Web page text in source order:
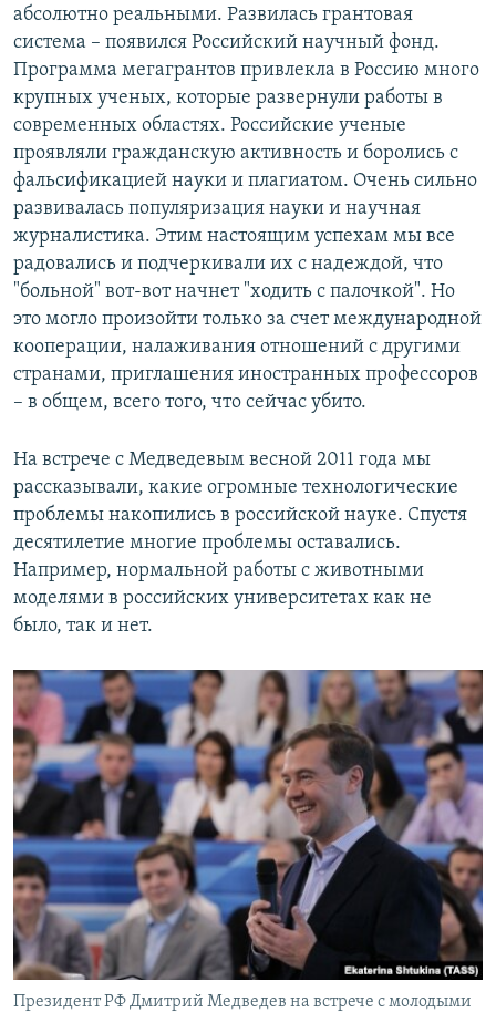
абсолютно реальными. Развилась грантовая
система – появился Российский научный фонд.
Программа мегагрантов привлекла в Россию много
крупных ученых, которые развернули работы в
современных областях. Российские ученые
проявляли гражданскую активность и боролись с
фальсификацией науки и плагиатом. Очень сильно
развивалась популяризация науки и научная
журналистика. Этим настоящим успехам мы все
радовались и подчеркивали их с надеждой, что
"больной" вот-вот начнет "ходить с палочкой". Но
это могло произойти только за счет международной
кооперации, налаживания отношений с другими
странами, приглашения иностранных профессоров
– в общем, всего того, что сейчас убито.
На встрече с Медведевым весной 2011 года мы
рассказывали, какие огромные технологические
проблемы накопились в российской науке. Спустя
десятилетие многие проблемы оставались.
Например, нормальной работы с животными
моделями в российских университетах как не
было, так и нет.
Президент РФ Дмитрий Медведев на встрече с молодыми